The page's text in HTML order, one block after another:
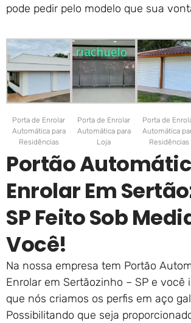
pode pedir pelo modelo que sua
Porta de Enrolar
Automática para
Residências
Porta de Enrolar
Automática para
Loja
Porta de
Automática
Residências
Portão
Enrolar Em
SP Feito Sob
Você!
Na nossa empresa tem Portão
Enrolar em Sertãozinho – SP e você
que nós criamos os perfis em aço
Possibilitando que seja